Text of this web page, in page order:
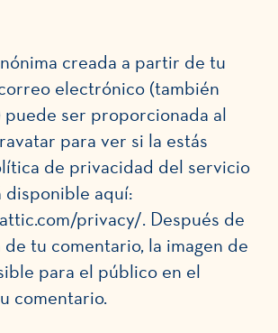
creada a partir de tu
electrónico (también
puede ser proporcionada al
para ver si la estás
de privacidad del servicio
disponible aquí:
privacy/. Después de
tu comentario, la imagen de
para el público en el
comentario.